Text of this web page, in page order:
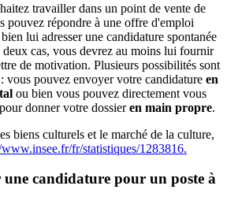
travailler dans un point de vente de
pouvez répondre à une offre d'emploi
lui adresser une candidature spontanée
cas, vous devrez au moins lui fournir
de motivation. Plusieurs possibilités sont
vous pouvez envoyer votre candidature en
ou bien vous pouvez directement vous
donner votre dossieren main propre.
biens culturels et le marché de la culture,
fr/statistiques/1283816.
une candidature pour un poste à